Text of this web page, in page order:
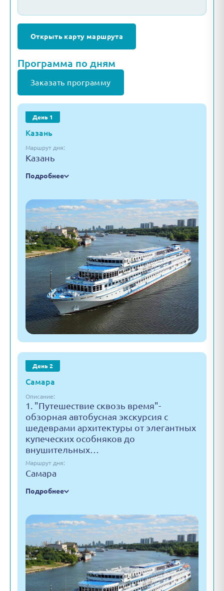
Открыть карту маршрута
Программа по дням
Заказать программу
День 1
Казань
Маршрут дня:
Казань
Подробнее
День 2
Самара
Описание:
1. "Путешествие сквозь время"-
обзорная автобусная экскурсия с
шедеврами архитектуры от элегантных
купеческих особняков до
внушительных…
Маршрут дня:
Самара
Подробнее